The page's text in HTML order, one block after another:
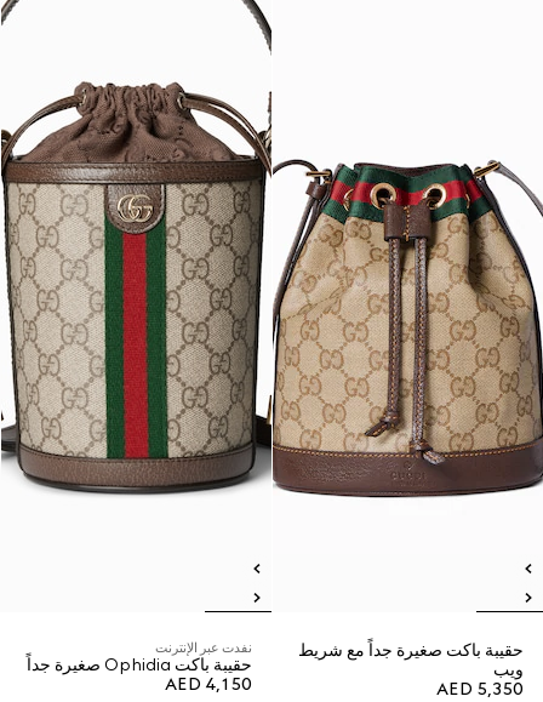
حقيبة باكت صغيرة جداً مع شريط
ويب
AED 5,350
نفدت عبر الإنترنت
حقيبة باكت Ophidia صغيرة جداً
AED 4,150